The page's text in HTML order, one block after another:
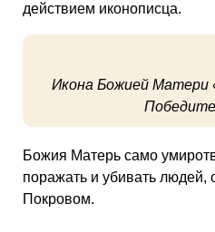
действием иконописца.
Икона Божией Матери
Божия Матерь само
поражать и убивать
Покровом.